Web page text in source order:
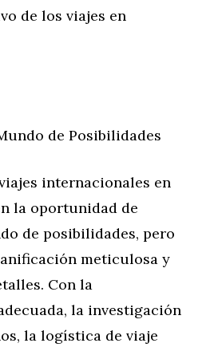
de los viajes en
de Posibilidades
internacionales en
la oportunidad de
de posibilidades, pero
meticulosa y
Con la
la investigación
la logística de viaje